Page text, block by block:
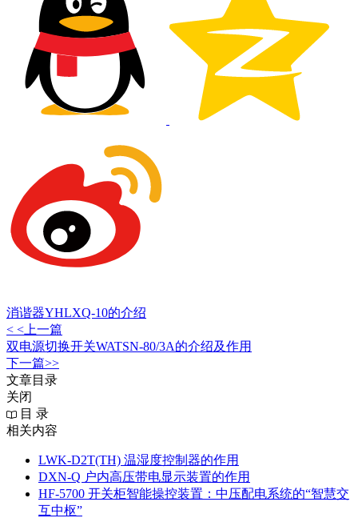
消谐器YHLXQ-10的介绍
< <上一篇
双电源切换开关WATSN-80/3A的介绍及作用
下一篇>>
文章目录
关闭
目 录
相关内容
LWK‑D2T(TH) 温湿度控制器的作用
DXN‑Q 户内高压带电显示装置的作用
HF-5700 开关柜智能操控装置：中压配电系统的“智慧交
互中枢”